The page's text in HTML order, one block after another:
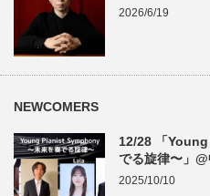
2026/6/19
NEWCOMERS
12/28 「
でる旋律〜」
2025/10/10